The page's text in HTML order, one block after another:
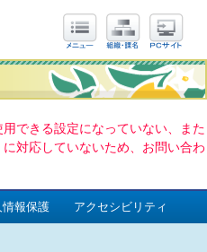
できる設定になっていない、また
対応していないため、お問い合わ
情報保護 アクセシビリティ